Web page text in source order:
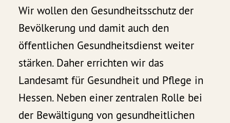
Wir wollen den Gesundheitsschutz der
Bevölkerung und damit auch den
öffentlichen Gesundheitsdienst weiter
stärken. Daher errichten wir das
Landesamt für Gesundheit und Pflege in
Hessen. Neben einer zentralen Rolle bei
der Bewältigung von gesundheitlichen